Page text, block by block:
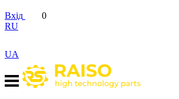
Вхід
0
RU
UA